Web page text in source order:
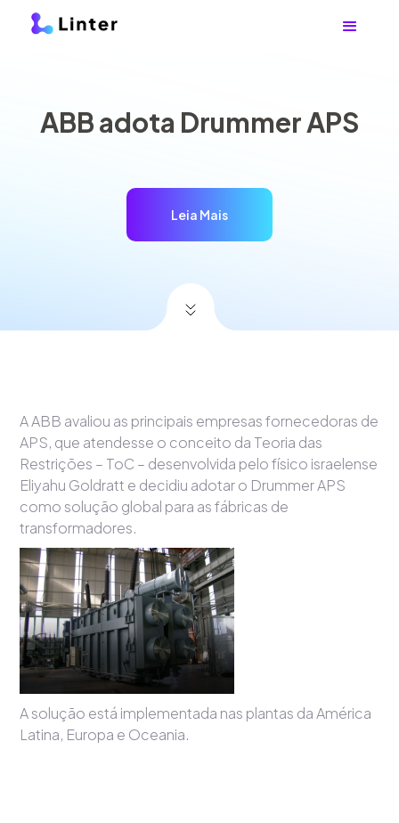
ABB adota Drummer APS
Leia Mais
A ABB avaliou as principais empresas fornecedoras de
APS, que atendesse o conceito da Teoria das
Restrições – ToC – desenvolvida pelo físico israelense
Eliyahu Goldratt e decidiu adotar o Drummer APS
como solução global para as fábricas de
transformadores.
A solução está implementada nas plantas da América
Latina, Europa e Oceania.